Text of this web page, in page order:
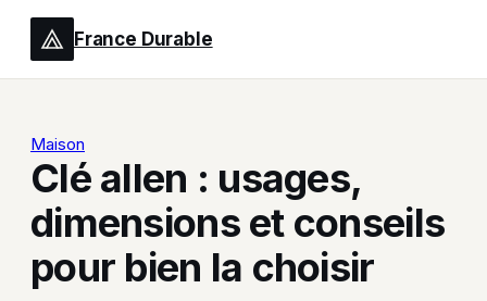
France Durable
Maison
Clé allen : usages,
dimensions et conseils
pour bien la choisir